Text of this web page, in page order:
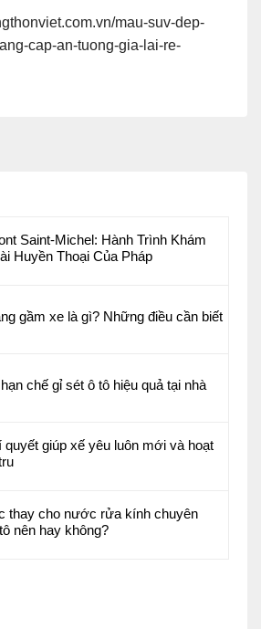
mau-suv-dep-
cap-an-tuong-gia-lai-re-
Saint-Michel: Hành Trình Khám
Huyền Thoại Của Pháp
gầm xe là gì? Những điều cần biết
chế gỉ sét ô tô hiệu quả tại nhà
quyết giúp xế yêu luôn mới và hoạt
thay cho nước rửa kính chuyên
nên hay không?